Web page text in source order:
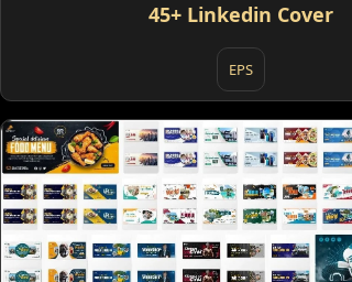
45+ Linkedin Cover
EPS